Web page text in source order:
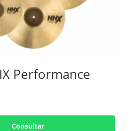
Performance
Consultar